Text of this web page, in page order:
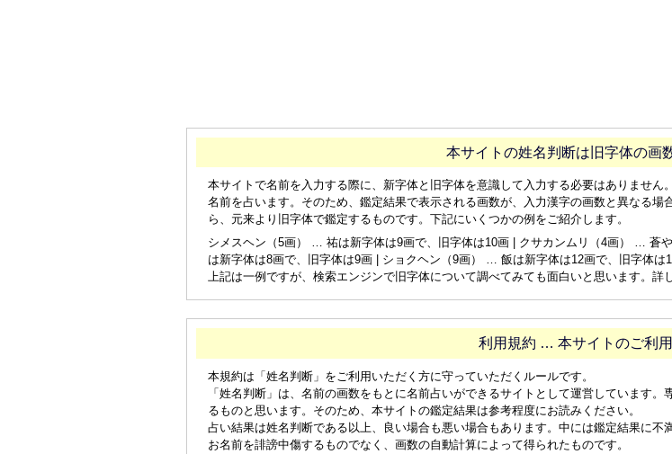
本サイトの姓名判断は旧字体の画
本サイトで名前を入力する際に、新字体と旧字体を意識して入力する必要はありませ
名前を占います。そのため、鑑定結果で表示される画数が、入力漢字の画数と異なる
ら、元来より旧字体で鑑定するものです。下記にいくつかの例をご紹介します。
シメスヘン（5画） … 祐は新字体は9画で、旧字体は10画 | クサカンムリ（4画） … 蒼
は新字体は8画で、旧字体は9画 | ショクヘン（9画） … 飯は新字体は12画で、旧字体は
上記は一例ですが、検索エンジンで旧字体について調べてみても面白いと思います。詳
利用規約 … 本サイトのご利
本規約は「姓名判断」をご利用いただく方に守っていただくルールです。
「姓名判断」は、名前の画数をもとに名前占いができるサイトとして運営しています
るものと思います。そのため、本サイトの鑑定結果は参考程度にお読みください。
占い結果は姓名判断である以上、良い場合も悪い場合もあります。中には鑑定結果に
お名前を誹謗中傷するものでなく、画数の自動計算によって得られたものです。